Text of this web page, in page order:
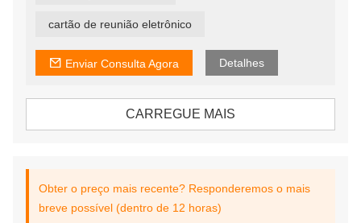
cartão de reunião eletrônico
Enviar Consulta Agora Detalhes
CARREGUE MAIS
Obter o preço mais recente? Responderemos o mais
breve possível (dentro de 12 horas)